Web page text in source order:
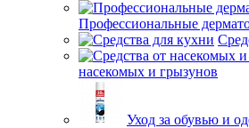
Профессиональные
насекомых и грызунов
Уход за обувью и